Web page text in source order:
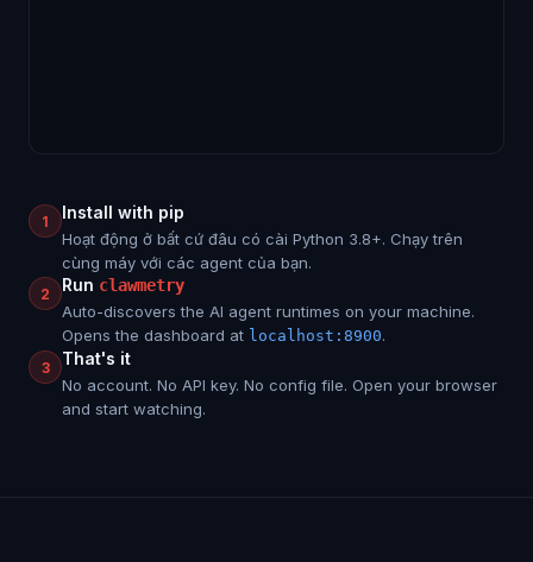
1 Install with pip
Hoạt động ở bất cứ đâu có cài Python 3.8+. Chạy trên
cùng máy với các agent của bạn.
2 Run clawmetry
Auto-discovers the AI agent runtimes on your machine.
Opens the dashboard at localhost:8900.
3 That's it
No account. No API key. No config file. Open your browser
and start watching.